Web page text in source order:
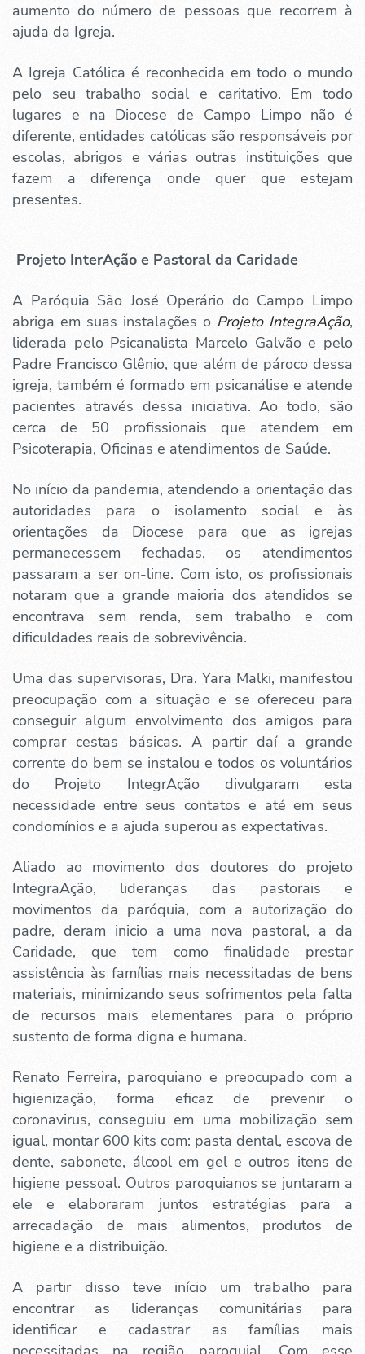
aumento do número de pessoas que recorrem à
ajuda da Igreja.
A Igreja Católica é reconhecida em todo o mundo
pelo seu trabalho social e caritativo. Em todo
lugares e na Diocese de Campo Limpo não é
diferente, entidades católicas são responsáveis por
escolas, abrigos e várias outras instituições que
fazem a diferença onde quer que estejam
presentes.
Projeto InterAção e Pastoral da Caridade
A Paróquia São José Operário do Campo Limpo
abriga em suas instalações o Projeto IntegraAção,
liderada pelo Psicanalista Marcelo Galvão e pelo
Padre Francisco Glênio, que além de pároco dessa
igreja, também é formado em psicanálise e atende
pacientes através dessa iniciativa. Ao todo, são
cerca de 50 profissionais que atendem em
Psicoterapia, Oficinas e atendimentos de Saúde.
No início da pandemia, atendendo a orientação das
autoridades para o isolamento social e às
orientações da Diocese para que as igrejas
permanecessem fechadas, os atendimentos
passaram a ser on-line. Com isto, os profissionais
notaram que a grande maioria dos atendidos se
encontrava sem renda, sem trabalho e com
dificuldades reais de sobrevivência.
Uma das supervisoras, Dra. Yara Malki, manifestou
preocupação com a situação e se ofereceu para
conseguir algum envolvimento dos amigos para
comprar cestas básicas. A partir daí a grande
corrente do bem se instalou e todos os voluntários
do Projeto IntegrAção divulgaram esta
necessidade entre seus contatos e até em seus
condomínios e a ajuda superou as expectativas.
Aliado ao movimento dos doutores do projeto
IntegraAção, lideranças das pastorais e
movimentos da paróquia, com a autorização do
padre, deram inicio a uma nova pastoral, a da
Caridade, que tem como finalidade prestar
assistência às famílias mais necessitadas de bens
materiais, minimizando seus sofrimentos pela falta
de recursos mais elementares para o próprio
sustento de forma digna e humana.
Renato Ferreira, paroquiano e preocupado com a
higienização, forma eficaz de prevenir o
coronavirus, conseguiu em uma mobilização sem
igual, montar 600 kits com: pasta dental, escova de
dente, sabonete, álcool em gel e outros itens de
higiene pessoal. Outros paroquianos se juntaram a
ele e elaboraram juntos estratégias para a
arrecadação de mais alimentos, produtos de
higiene e a distribuição.
A partir disso teve início um trabalho para
encontrar as lideranças comunitárias para
identificar e cadastrar as famílias mais